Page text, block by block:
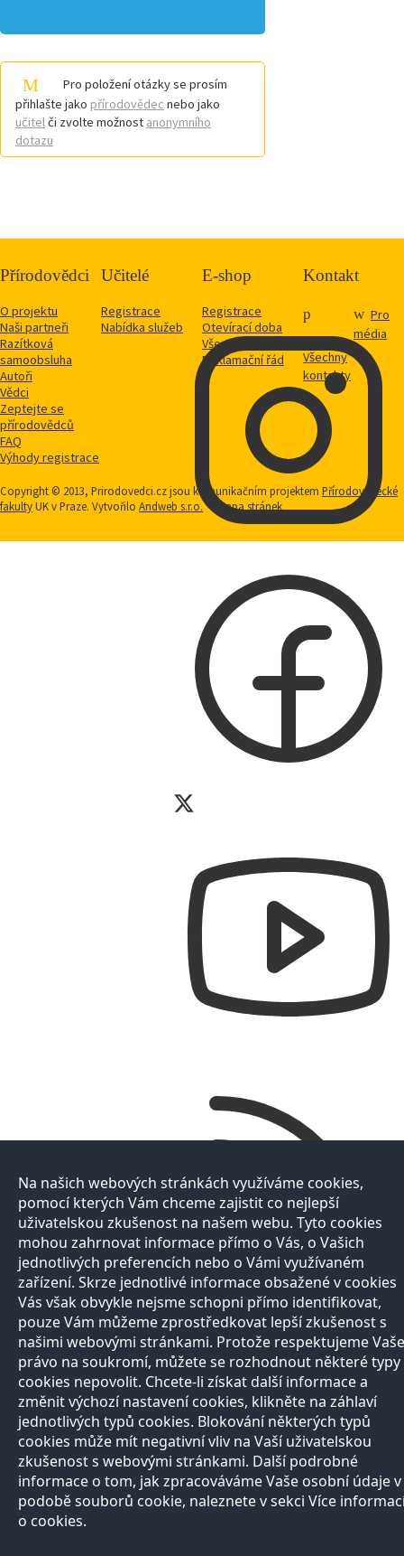
Pro položení otázky se prosím
přihlašte jako přírodovědec nebo jako
učitelči zvolte možnost anonymního
dotazu
Přírodovědci
O projektu
Naši partneři
Razítková
samoobsluha
Autoři
Vědci
Zeptejte se
přírodovědců
FAQ
Výhody registrace
Učitelé
Registrace
Nabídka služeb
E-shop
Registrace
Otevírací doba
Vše o nákupu
Reklamační řád
Kontakt
Všechny
kontakty
Pro
média
Copyright © 2013, Prirodovedci.cz jsou komunikačním projektem Přírodovědecké
fakultyUK v Praze. Vytvořilo Andweb s.r.o. Mapa stránek
Na našich webových stránkách využíváme cookies,
pomocí kterých Vám chceme zajistit co nejlepší
uživatelskou zkušenost na našem webu. Tyto cookies
mohou zahrnovat informace přímo o Vás, o Vašich
jednotlivých preferencích nebo o Vámi využívaném
zařízení. Skrze jednotlivé informace obsažené v cookies
Vás však obvykle nejsme schopni přímo identifikovat,
pouze Vám můžeme zprostředkovat lepší zkušenost s
našimi webovými stránkami. Protože respektujeme Vaše
právo na soukromí, můžete se rozhodnout některé typy
cookies nepovolit. Chcete-li získat další informace a
změnit výchozí nastavení cookies, klikněte na záhlaví
jednotlivých typů cookies. Blokování některých typů
cookies může mít negativní vliv na Vaší uživatelskou
zkušenost s webovými stránkami. Další podrobné
informace o tom, jak zpracováváme Vaše osobní údaje v
podobě souborů cookie, naleznete v sekci Více
o cookies.